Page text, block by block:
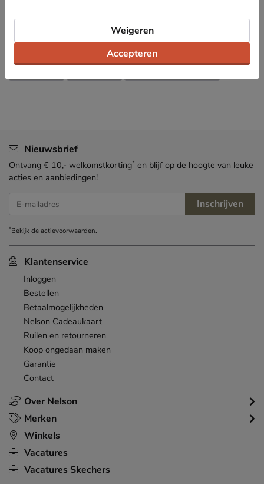
Over Steve Madden
Bekijk meer
Dames Tassen Schoudertassen
Over Nelson
Klantenservice
Inloggen
Bestellen
Betaalmogelijkheden
Nelson Cadeaukaart
Ruilen en retourneren
Koop ongedaan maken
Garantie
Contact
Merken
Winkels
Vacatures
Vacatures Skechers
Nieuwsbrief
Ontvang € 10,- welkomstkorting* en blijf op de hoogte van leuke
acties en aanbiedingen!
E-mailadres Inschrijven
*Bekijk deactievoorwaarden.
Accepteren
Weigeren